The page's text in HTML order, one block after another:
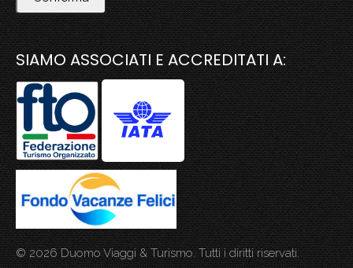
SIAMO ASSOCIATI E ACCREDITATI A:
© 2026 Duomo Viaggi & Turismo. Tutti i diritti riservati.